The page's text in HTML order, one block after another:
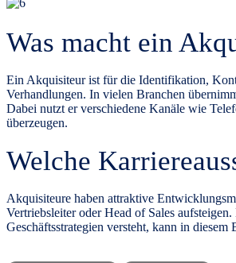
Was macht ein
Ein Akquisiteur ist für die Identifikation,
Verhandlungen. In vielen Branchen
Dabei nutzt er verschiedene Kanäle wie
überzeugen.
Welche
Akquisiteure haben attraktive
Vertriebsleiter oder Head ofSales aufsteigen.
Geschäftsstrategien versteht, kann in